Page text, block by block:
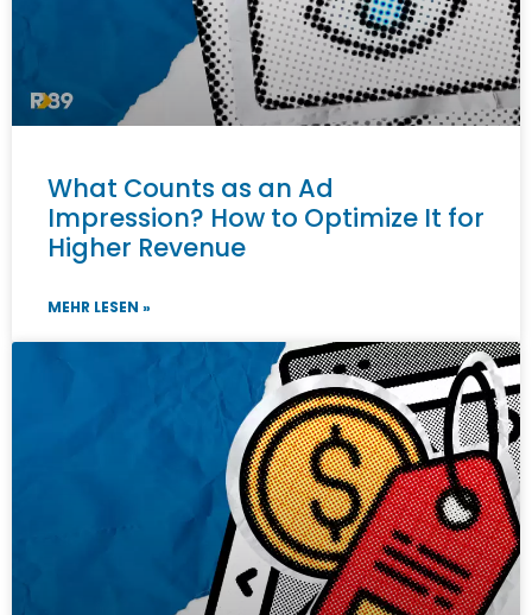
What Counts as an Ad
Impression? How to Optimize It for
Higher Revenue
MEHR LESEN »